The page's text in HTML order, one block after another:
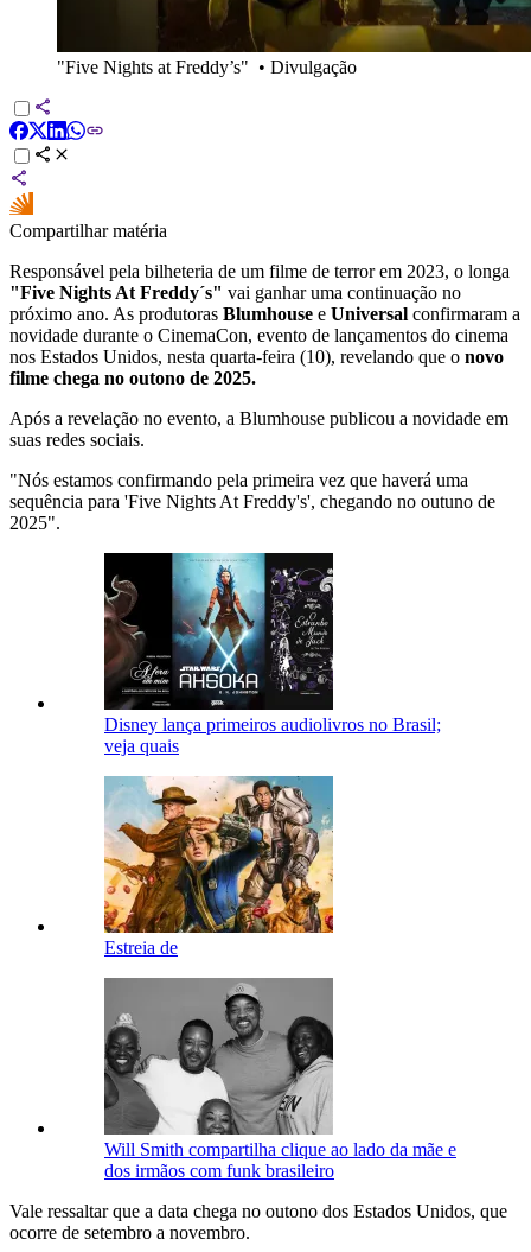
"Five Nights at Freddy’s" • Divulgação
Compartilhar matéria
Responsável pela bilheteria de um filme de terror em 2023, o longa
"Five Nights At Freddy´s" vai ganhar uma continuação no
próximo ano. As produtoras Blumhouse e Universal confirmaram a
novidade durante o CinemaCon, evento de lançamentos do cinema
nos Estados Unidos, nesta quarta-feira (10), revelando que o novo
filme chega no outono de 2025.
Após a revelação no evento, a Blumhouse publicou a novidade em
suas redes sociais.
"Nós estamos confirmando pela primeira vez que haverá uma
sequência para 'Five Nights At Freddy's', chegando no outuno de
2025".
Disney lança primeiros audiolivros no Brasil;
veja quais
Estreia de
Will Smith compartilha clique ao lado da mãe e
dos irmãos com funk brasileiro
Vale ressaltar que a data chega no outono dos Estados Unidos, que
ocorre de setembro a novembro.